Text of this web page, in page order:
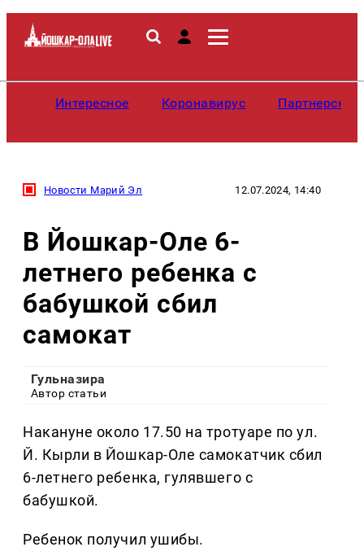
Интересное Коронавирус
Новости Марий Эл 12.07.2024, 14:40
В Йошкар-Оле 6-
летнего ребенка с
бабушкой сбил
самокат
Гульназира
Автор статьи
Накануне около 17.50 на тротуаре по ул.
Й. Кырли в Йошкар-Оле самокатчик сбил
6-летнего ребенка, гулявшего с
бабушкой.
Ребенок получил ушибы.